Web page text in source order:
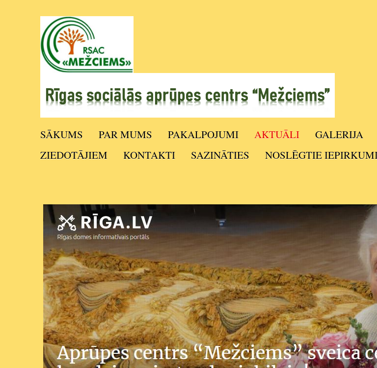
SĀKUMS PAR MUMS PAKALPOJUMI AKTUĀLI GALERIJA
ZIEDOTĀJIEM
KONTAKTI SAZINĀTIES NOSLĒGTIE